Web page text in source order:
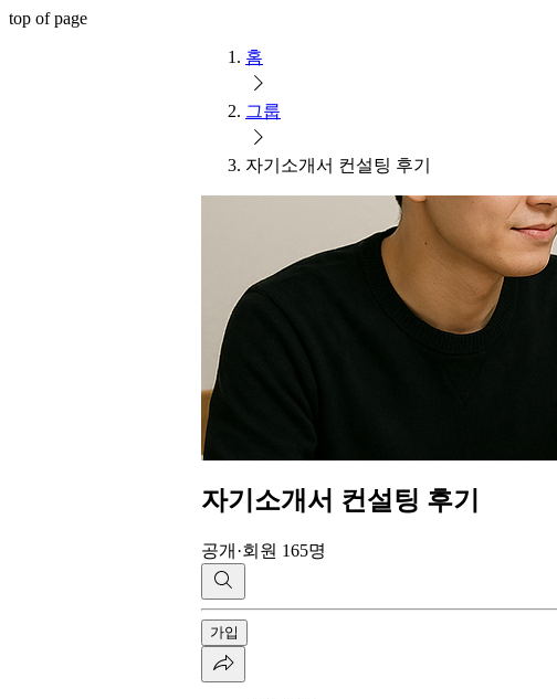
top of page
홈
그룹
자기소개서 컨설팅 후기
자기소개서 컨설팅 후기
공개 ·회원 165명
가입